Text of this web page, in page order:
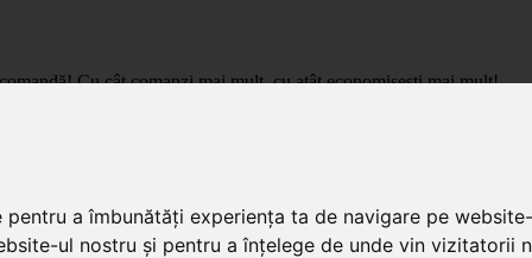
a îmbunătăți experiența ta de navigare pe
ul nostru și pentru a înțelege de unde vin vizitatorii
Cu cât comanzi mai mult, cu atât economisești mai mult!
de importator, cu livrare in toata Romania.